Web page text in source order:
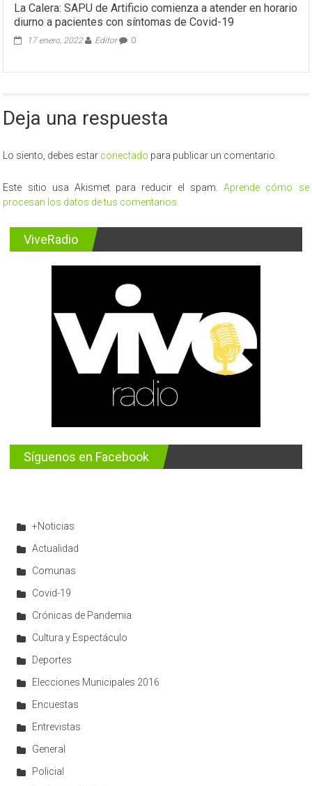
La Calera: SAPU de Artificio comienza a atender en horario
diurno a pacientes con síntomas de Covid-19
17 enero, 2022 Editor 0
Deja una respuesta
Lo siento, debes estar conectado para publicar un comentario.
Este sitio usa Akismet para reducir el spam.Aprende cómo se
procesan los datos de tus comentarios.
ViveRadio
Síguenos en Facebook
+Noticias
Actualidad
Comunas
Covid-19
Crónicas de Pandemia
Cultura y Espectáculo
Deportes
Elecciones Municipales 2016
Encuestas
Entrevistas
General
Policial